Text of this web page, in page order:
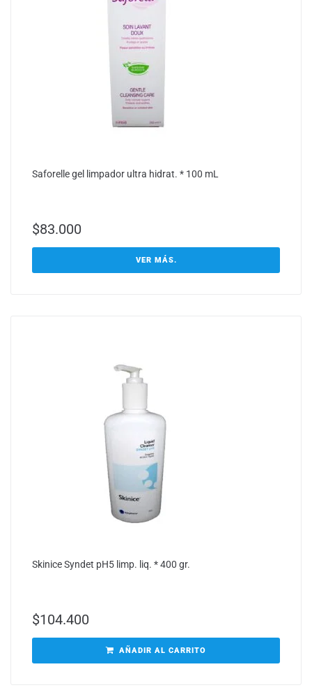
Saforelle gel limpador ultra hidrat. * 100 mL
$83.000
VER MÁS.
Skinice Syndet pH5 limp. liq. * 400 gr.
$104.400
AÑADIR AL CARRITO